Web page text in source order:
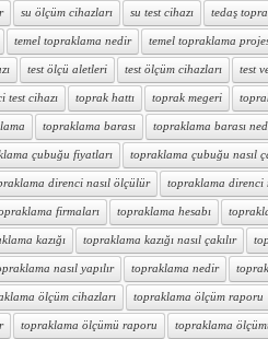
su ölçüm cihazları su test cihazı tedaş
temel topraklama nedir temel topraklama
test ölçü aletleri test ölçüm cihazları test
test cihazı toprak hattı toprak megeri
topraklama barası topraklama barası
çubuğu fiyatları topraklama çubuğu nasıl
direnci nasıl ölçülür topraklama direnci
firmaları topraklama hesabı
kazığı topraklama kazığı nasıl çakılır
nasıl yapılır topraklama nedir
ölçüm cihazları topraklama ölçüm raporu
topraklama ölçümü raporu topraklama